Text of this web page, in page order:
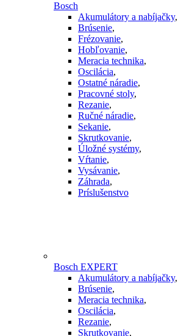
Bosch
Akumulátory a nabíjačky,
Brúsenie,
Frézovanie,
Hobľovanie,
Meracia technika,
Oscilácia,
Ostatné náradie,
Pracovné stoly,
Rezanie,
Ručné náradie,
Sekanie,
Skrutkovanie,
Úložné systémy,
Vŕtanie,
Vysávanie,
Záhrada,
Príslušenstvo
Bosch EXPERT
Akumulátory a nabíjačky,
Brúsenie,
Meracia technika,
Oscilácia,
Rezanie,
Skrutkovanie,